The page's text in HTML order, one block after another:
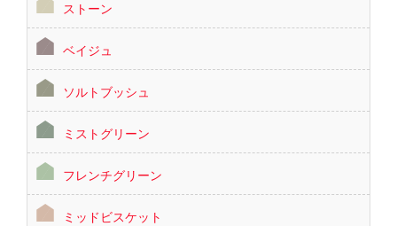
ストーン
ベイジュ
ソルトブッシュ
ミストグリーン
フレンチグリーン
ミッドビスケット